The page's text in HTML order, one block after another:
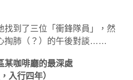
找到了三位「衝鋒隊員」，然
掏肺（？）的午後對談……
某咖啡廳的最深處
入行四年）